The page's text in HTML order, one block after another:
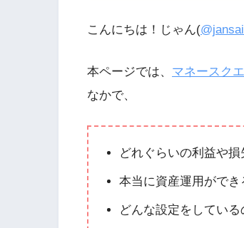
こんにちは！じゃん(
本ページでは、 マネースク
なかで、
どれぐらいの利益や損
本当に資産運用ができ
どんな設定をしている